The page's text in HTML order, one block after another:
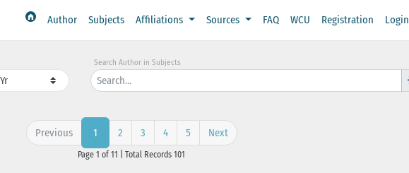
Author Subjects Affiliations Sources FAQ WCU Registration Login
Search Author in Subjects
Previous 1 2 3 4 5 Next
Page 1 of 11 | Total Records 101